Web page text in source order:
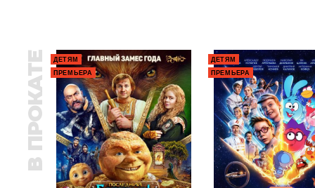
В ПРОКАТЕ
ДЕТЯМ
ПРЕМЬЕРА
ДЕТЯМ
ПРЕМЬЕРА